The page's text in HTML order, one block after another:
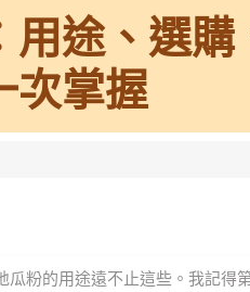
用途、選購
次掌握
粉的用途遠不止這些。我記得